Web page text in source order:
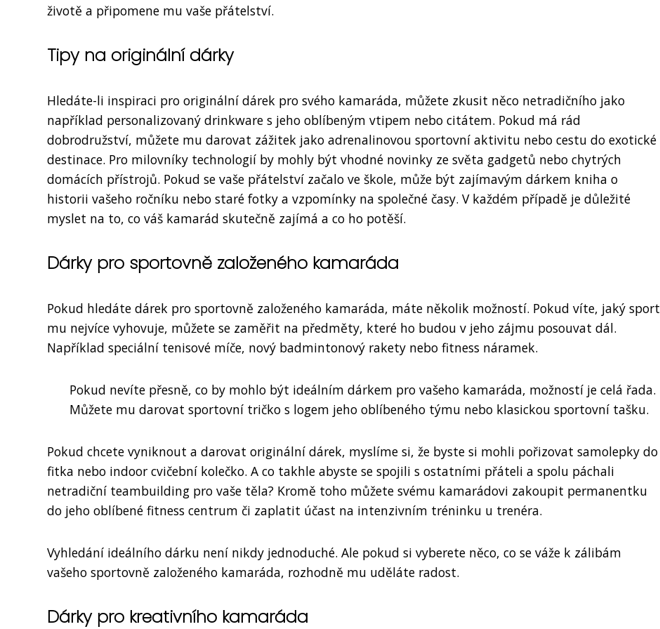
životě a připomene mu vaše přátelství.
Tipy na originální dárky
Hledáte-li inspiraci pro originální dárek pro svého kamaráda, můžete zkusit něco netradičního jako
například personalizovaný drinkware s jeho oblíbeným vtipem nebo citátem. Pokud má rád
dobrodružství, můžete mu darovat zážitek jako adrenalinovou sportovní aktivitu nebo cestu do exotické
destinace. Pro milovníky technologií by mohly být vhodné novinky ze světa gadgetů nebo chytrých
domácích přístrojů. Pokud se vaše přátelství začalo ve škole, může být zajímavým dárkem kniha o
historii vašeho ročníku nebo staré fotky a vzpomínky na společné časy. V každém případě je důležité
myslet na to, co váš kamarád skutečně zajímá a co ho potěší.
Dárky pro sportovně založeného kamaráda
Pokud hledáte dárek pro sportovně založeného kamaráda, máte několik možností. Pokud víte, jaký sport
mu nejvíce vyhovuje, můžete se zaměřit na předměty, které ho budou v jeho zájmu posouvat dál.
Například speciální tenisové míče, nový badmintonový rakety nebo fitness náramek.
Pokud nevíte přesně, co by mohlo být ideálním dárkem pro vašeho kamaráda, možností je celá řada.
Můžete mu darovat sportovní tričko s logem jeho oblíbeného týmu nebo klasickou sportovní tašku.
Pokud chcete vyniknout a darovat originální dárek, myslíme si, že byste si mohli pořizovat samolepky do
fitka nebo indoor cvičební kolečko. A co takhle abyste se spojili s ostatními přáteli a spolu páchali
netradiční teambuilding pro vaše těla? Kromě toho můžete svému kamarádovi zakoupit permanentku
do jeho oblíbené fitness centrum či zaplatit účast na intenzivním tréninku u trenéra.
Vyhledání ideálního dárku není nikdy jednoduché. Ale pokud si vyberete něco, co se váže k zálibám
vašeho sportovně založeného kamaráda, rozhodně mu uděláte radost.
Dárky pro kreativního kamaráda